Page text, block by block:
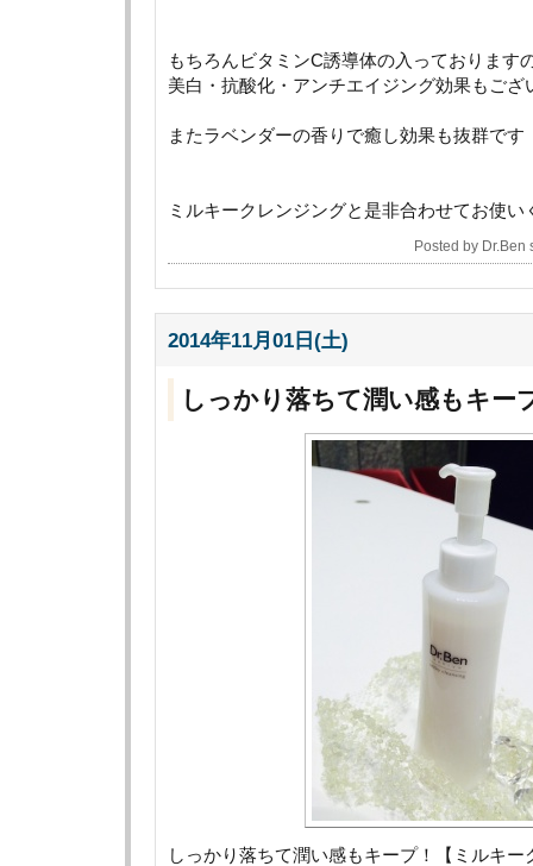
もちろんビタミンC誘導体の入っております
美白・抗酸化・アンチエイジング効果もござ
またラベンダーの香りで癒し効果も抜群です
ミルキークレンジングと是非合わせてお使い
Posted by
2014年11月01日(土)
しっかり落ちて潤い感もキー
しっかり落ちて潤い感もキープ！【ミルキー